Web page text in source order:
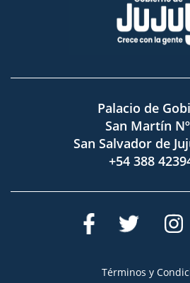
Palacio de
San Martín
San Salvador de
+54 388
Términos y